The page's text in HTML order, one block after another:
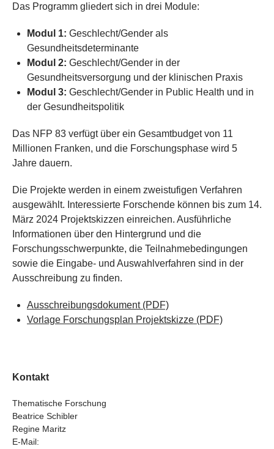
Das Programm gliedert sich in drei Module:
Modul 1: Geschlecht/Gender als
Gesundheitsdeterminante
Modul 2: Geschlecht/Gender in der
Gesundheitsversorgung und der klinischen Praxis
Modul 3: Geschlecht/Gender in Public Health und in
der Gesundheitspolitik
Das NFP 83 verfügt über ein Gesamtbudget von 11
Millionen Franken, und die Forschungsphase wird 5
Jahre dauern.
Die Projekte werden in einem zweistufigen Verfahren
ausgewählt. Interessierte Forschende können bis zum 14.
März 2024 Projektskizzen einreichen. Ausführliche
Informationen über den Hintergrund und die
Forschungsschwerpunkte, die Teilnahmebedingungen
sowie die Eingabe- und Auswahlverfahren sind in der
Ausschreibung zu finden.
Ausschreibungsdokument (PDF)
Vorlage Forschungsplan Projektskizze (PDF)
Kontakt
Thematische Forschung
Beatrice Schibler
Regine Maritz
E-Mail: